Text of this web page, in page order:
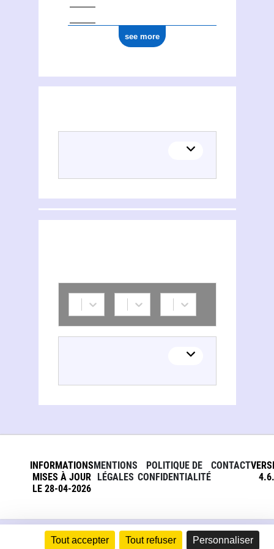
Tout accepter Tout refuser Personnaliser
see more
INFORMATIONS
MISES À JOUR
LE 28-04-2026
MENTIONS
LÉGALES
POLITIQUE DE
CONFIDENTIALITÉ
CONTACT